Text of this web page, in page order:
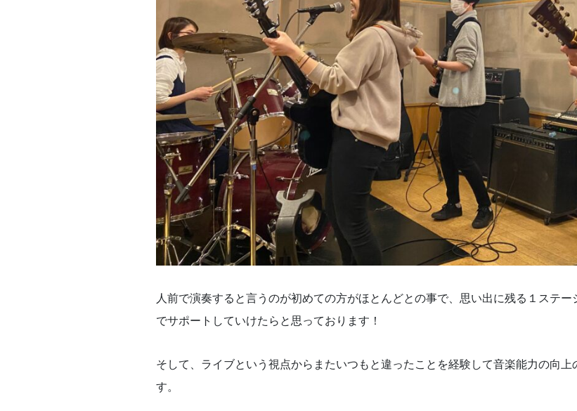
人前で演奏すると言うのが初めての方がほとんどとの事で、思い出に残る１ステ
でサポートしていけたらと思っております！
そして、ライブという視点からまたいつもと違ったことを経験して音楽能力の向
す。